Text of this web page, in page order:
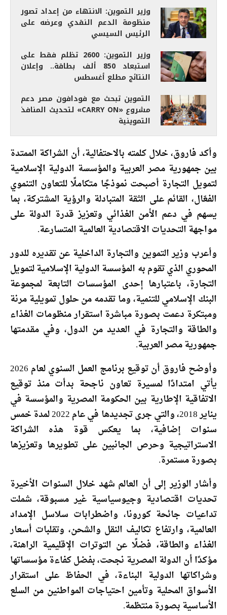
وزير التموين: الانتهاء من إعداد تصور
منظومة الدعم النقدي وعرضه على
الرئيس السيسي
وزير التموين: 2600 تظلم فقط على
استبعاد 850 ألف بطاقة.. وإعلان
النتائج مطلع أغسطس
التموين تبحث مع فودافون مصر دعم
مشروع «CARRY ON» لتحديث المنافذ
التموينية
وأكد فاروق، خلال كلمته بالاحتفالية، أن الشراكة الممتدة
بين جمهورية مصر العربية والمؤسسة الدولية الإسلامية
لتمويل التجارة أصبحت نموذجًا متكاملًا للتعاون التنموي
الفعّال، القائم على الثقة المتبادلة والرؤية المشتركة، بما
يسهم في دعم الأمن الغذائي وتعزيز قدرة الدولة على
مواجهة التحديات الاقتصادية العالمية المتسارعة.
وأعرب وزير التموين والتجارة الداخلية عن تقديره للدور
المحوري الذي تقوم به المؤسسة الدولية الإسلامية لتمويل
التجارة، باعتبارها إحدى المؤسسات التابعة لمجموعة
البنك الإسلامي للتنمية، وما تقدمه من حلول تمويلية مرنة
ومبتكرة دعمت بصورة مباشرة استقرار منظومات الغذاء
والطاقة والتجارة في العديد من الدول، وفي مقدمتها
جمهورية مصر العربية.
وأوضح فاروق أن توقيع برنامج العمل السنوي لعام 2026
يأتي امتدادًا لمسيرة تعاون ناجحة بدأت منذ توقيع
الاتفاقية الإطارية بين الحكومة المصرية والمؤسسة في
يناير 2018، والتي جرى تجديدها في عام 2022 لمدة خمس
سنوات إضافية، بما يعكس قوة هذه الشراكة
الاستراتيجية وحرص الجانبين على تطويرها وتعزيزها
بصورة مستمرة.
وأشار الوزير إلى أن العالم شهد خلال السنوات الأخيرة
تحديات اقتصادية وجيوسياسية غير مسبوقة، شملت
تداعيات جائحة كورونا، واضطرابات سلاسل الإمداد
العالمية، وارتفاع تكاليف النقل والشحن، وتقلبات أسعار
الغذاء والطاقة، فضلًا عن التوترات الإقليمية الراهنة،
مؤكدًا أن الدولة المصرية نجحت، بفضل كفاءة مؤسساتها
وشراكاتها الدولية البناءة، في الحفاظ على استقرار
الأسواق المحلية وتأمين احتياجات المواطنين من السلع
الأساسية بصورة منتظمة.